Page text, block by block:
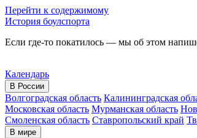
Перейти к содержимому
История боулспорта
Если где-то покатилось — мы об этом
Календарь
В России
Волгоградская область Калининградская
Московская область Мурманская область
Смоленская область Ставропольский край
В мире